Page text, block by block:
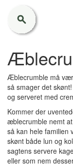
Æblecrumble må
så smager det
og serveret med
Kommer der
æblecrumble nemt
så kan hele familien
skønt både lun og
sagtens servere
eller som nem